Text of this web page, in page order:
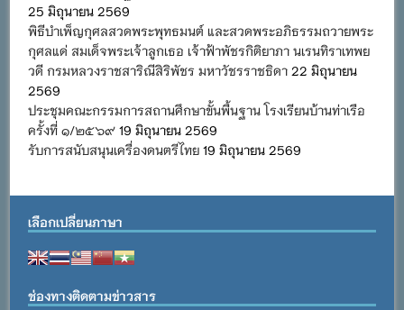
25 มิถุนายน 2569
พิธีบำเพ็ญกุศลสวดพระพุทธมนต์ และสวดพระอภิธรรมถวายพระ
กุศลแด่ สมเด็จพระเจ้าลูกเธอ เจ้าฟ้าพัชรกิติยาภา นเรนทิราเทพย
วดี กรมหลวงราชสาริณีสิริพัชร มหาวัชรราชธิดา 22 มิถุนายน
2569
ประชุมคณะกรรมการสถานศึกษาขั้นพื้นฐาน โรงเรียนบ้านท่าเรือ
ครั้งที่ ๑/๒๕๖๙ 19 มิถุนายน 2569
รับการสนับสนุนเครื่องดนตรีไทย 19 มิถุนายน 2569
เลือกเปลี่ยนภาษา
ช่องทางติดตามข่าวสาร